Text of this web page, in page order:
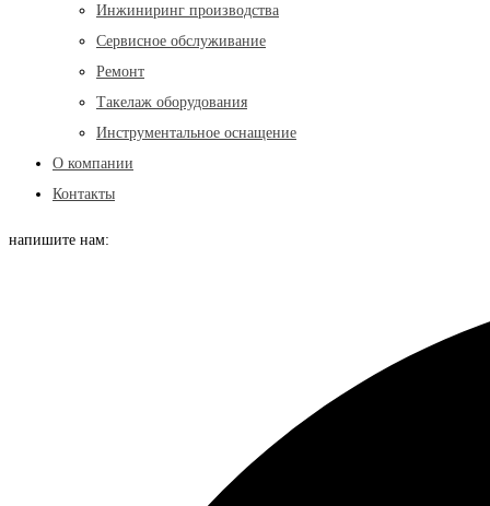
Инжиниринг производства
Сервисное обслуживание
Ремонт
Такелаж оборудования
Инструментальное оснащение
О компании
Контакты
напишите нам: